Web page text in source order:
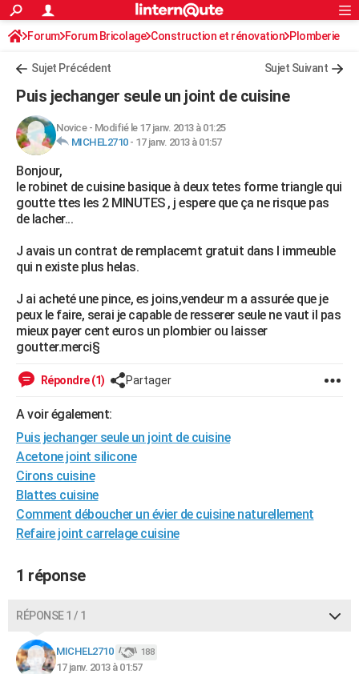
ACTUALITÉS
Politique
Société
Faits Divers
Education
Monde
Villes
+
FINANCE
Retraite
Impôts
Epargne
Immobilier
Risques naturels par ville
Banque
Assurance
Crédit
AUTO
Essais
Réserver un essai
Citadines
Berlines
SUV
Forum auto
+HIGH-TECH
Mobiles
Meilleur smartphone
Internet
Ordinateurs
Jeux vidéo
Guide high-tech
+BRICOLAGE
Forum
Aménagement intérieur
Extérieur
Cuisine
Salle de bains
Jardinage
Rangement
WEEK-END
Guides de France
Escapades
Patrimoine
Expositions
Musées
Week-end nature
Art de vivre
Bien-être
Modes de vie
SANTE
Alimentation
Guide de la santé
Maladies
Médicaments
Sommeil
VOYAGE
Destinations
City break
Voyage nature
Voyage de noces
Forum
Climat
PHOTO
GUIDES D'ACHAT
BONS PLANS
CARTE DE VOEUX
Carte de Noël
Carte Bonne année
Carte Saint-Valentin
Carte Pâques
Carte d'anniversaire
DICTIONNAIRE
Dictionnaire
Biographies
Citations
Expressions
Proverbes
PROGRAMME TV
COPAINS D'AVANT
FORUM
Bricolage
Lifestyle
Culture
Sport
Auto
Television
Voyage
Cinema
Rechercher
S'inscrire
Connexion
Forum Forum Bricolage Construction et rénovation Plomberie
Sujet Précédent Sujet Suivant
Puis jechanger seule un joint de cuisine
Novice- Modifié le 17 janv. 2013 à 01:25
MICHEL2710- 17 janv. 2013 à 01:57
Bonjour,
le robinet de cuisine basique à deux tetes forme triangle qui
goutte ttes les 2 MINUTES , j espere que ça ne risque pas
de lacher...
J avais un contrat de remplacemt gratuit dans l immeuble
qui n existe plus helas.
J ai acheté une pince, es joins,vendeur m a assurée que je
peux le faire, serai je capable de resserer seule ne vaut il pas
mieux payer cent euros un plombier ou laisser
goutter.merci§
Répondre (1) Partager
A voir également:
Puis jechanger seule un joint de cuisine
Acetone joint silicone
Cirons cuisine
Blattes cuisine
Comment déboucher un évier de cuisine naturellement
Refaire joint carrelage cuisine
1 réponse
RÉPONSE 1 / 1
MICHEL2710 188
17 janv. 2013 à 01:57